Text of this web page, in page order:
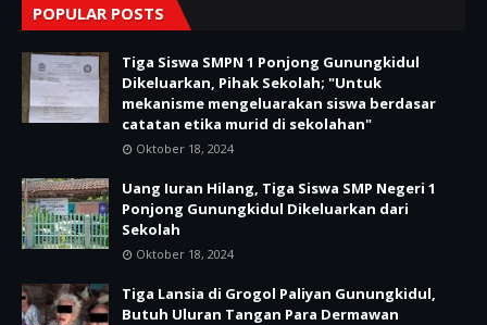
POPULAR POSTS
Tiga Siswa SMPN 1 Ponjong Gunungkidul
Dikeluarkan, Pihak Sekolah; "Untuk
mekanisme mengeluarakan siswa berdasar
catatan etika murid di sekolahan"
Oktober 18, 2024
Uang Iuran Hilang, Tiga Siswa SMP Negeri 1
Ponjong Gunungkidul Dikeluarkan dari
Sekolah
Oktober 18, 2024
Tiga Lansia di Grogol Paliyan Gunungkidul,
Butuh Uluran Tangan Para Dermawan